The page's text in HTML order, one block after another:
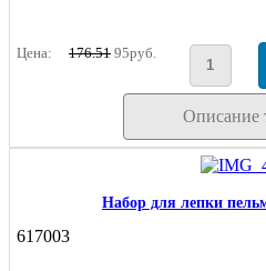
Цена: 176.51 95руб.
Описание
Набор для лепки
617003